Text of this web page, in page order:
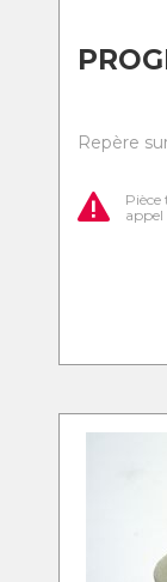
Repère
Pièce
appel